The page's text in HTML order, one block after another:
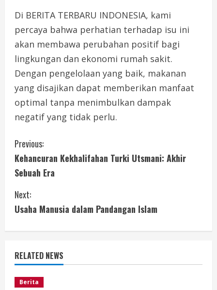
Di BERITA TERBARU INDONESIA, kami
percaya bahwa perhatian terhadap isu ini
akan membawa perubahan positif bagi
lingkungan dan ekonomi rumah sakit.
Dengan pengelolaan yang baik, makanan
yang disajikan dapat memberikan manfaat
optimal tanpa menimbulkan dampak
negatif yang tidak perlu.
C
o
n
t
i
n
u
Previous:
Kehancuran Kekhalifahan Turki Utsmani: Akhir
Sebuah Era
Next:
Usaha Manusia dalam Pandangan Islam
RELATED NEWS
Berita